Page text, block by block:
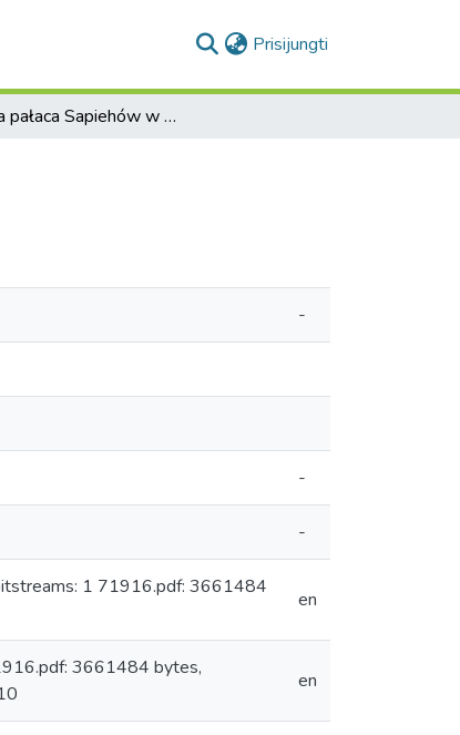
Prisijungti
Brama pałaca Sapiehów w Wilnie.
-
-
-
1 71916.pdf: 3661484
en
3661484 bytes,
en